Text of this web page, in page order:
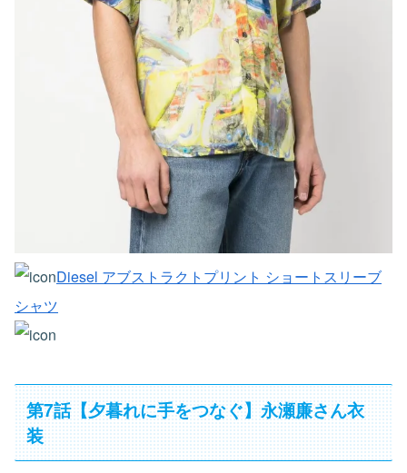
Diesel アブストラクトプリント ショートスリーブ
シャツ
第7話【夕暮れに手をつなぐ】永瀬廉さん衣
装